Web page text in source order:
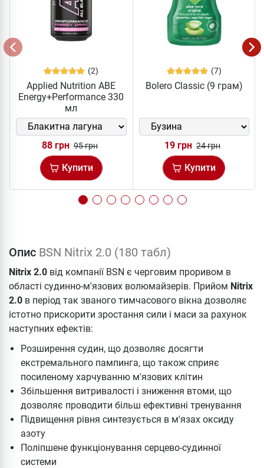
(2)
Applied Nutrition ABE
Energy+Performance 330
мл
88 грн 95 грн
Купити
(7)
Bolero Classic (9 грам)
19 грн 24 грн
Купити
Опис BSN Nitrix 2.0 (180 табл)
Nitrix 2.0 від компанії BSN є черговим проривом в
області судинно-м'язових волюмайзерів. Прийом Nitrix
2.0 в період так званого тимчасового вікна дозволяє
істотно прискорити зростання сили і маси за рахунок
наступних ефектів:
Розширення судин, що дозволяє досягти
екстремального пампинга, що також сприяє
посиленому харчуванню м'язових клітин
Збільшення витривалості і зниження втоми, що
дозволяє проводити більш ефективні тренування
Підвищення рівня синтезується в м'язах оксиду
азоту
Поліпшене функціонування серцево-судинної
системи